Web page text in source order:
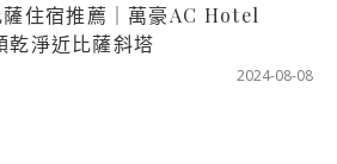
住宿推薦｜萬豪AC Hotel
乾淨近比薩斜塔
2024-08-08